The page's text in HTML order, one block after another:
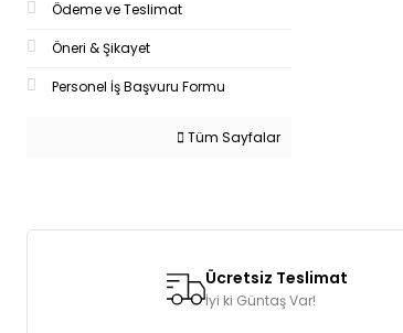
Ödeme ve Teslimat
Öneri & Şikayet
Personel İş Başvuru Formu
Tüm Sayfalar
Ücretsiz Teslimat
İyi ki Güntaş Var!